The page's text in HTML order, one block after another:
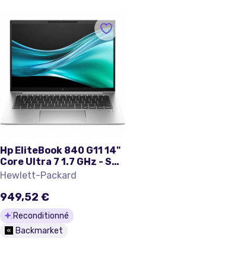
Hp EliteBook 840 G11 14"
Core Ultra 7 1.7 GHz - SSD
512 Go - 16 Go QWERTY -
Hewlett-Packard
949,52 €
Reconditionné
Backmarket